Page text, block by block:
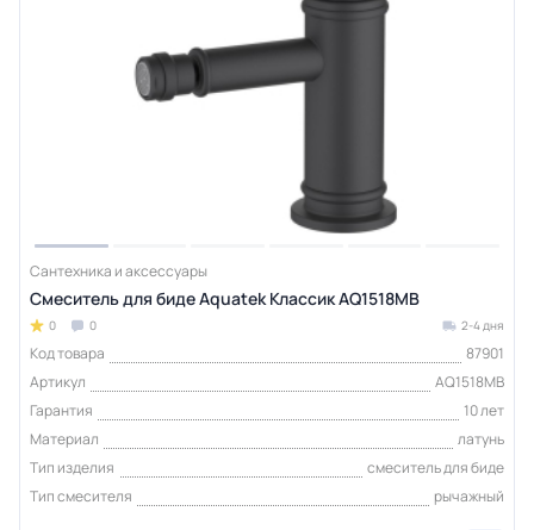
Сантехника и аксессуары
Смеситель для биде Aquatek Классик AQ1518MB
0 0 2-4 дня
Код товара
87901
Артикул
AQ1518MB
Гарантия
10 лет
Материал
латунь
Тип изделия
смеситель для биде
Тип смесителя
рычажный